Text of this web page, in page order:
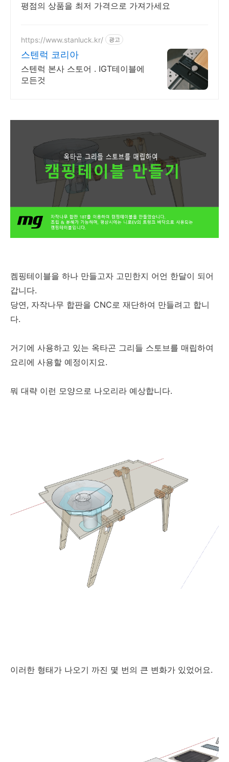
평점의 상품을 최저 가격으로 가져가세요
https://www.stanluck.kr/ 광고
스텐럭 코리아
스텐럭 본사 스토어 . IGT테이블에
모든것
켐핑테이블을 하나 만들고자 고민한지 어언 한달이 되어
갑니다.
당연, 자작나무 합판을 CNC로 재단하여 만들려고 합니
다.
거기에 사용하고 있는 옥타곤 그리들 스토브를 매립하여
요리에 사용할 예정이지요.
뭐 대략 이런 모양으로 나오리라 예상합니다.
이러한 형태가 나오기 까진 몇 번의 큰 변화가 있었어요.